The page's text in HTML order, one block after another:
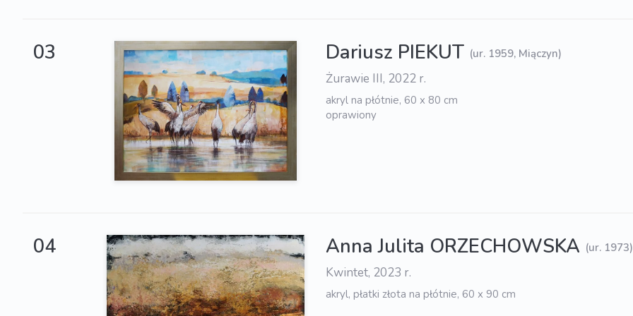
03 Dariusz PIEKUT (ur. 1959, Miączyn)
Żurawie III, 2022 r.
akryl na płótnie, 60 x 80 cm
oprawiony
04 Anna Julita ORZECHOWSKA (ur. 1973)
Kwintet, 2023 r.
akryl, płatki złota na płótnie, 60 x 90 cm